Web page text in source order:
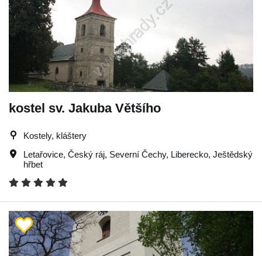
kostel sv. Jakuba Většího
Kostely, kláštery
Letařovice, Český ráj, Severní Čechy, Liberecko, Ještědský
hřbet